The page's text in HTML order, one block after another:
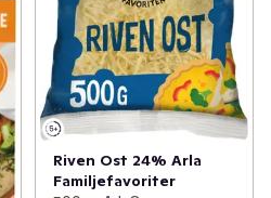
Riven Ost 24% Arla
Familjefavoriter